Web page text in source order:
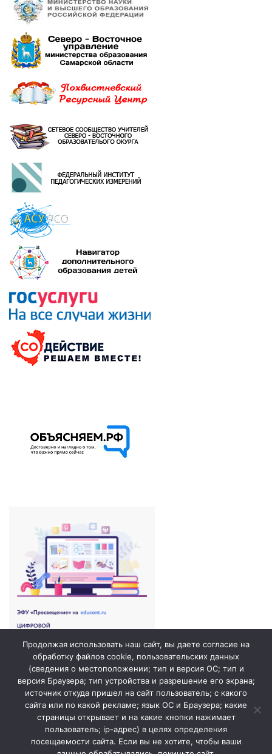
Продолжая использовать наш сайт, вы даете согласие на
обработку файлов cookie, пользовательских данных
(сведения о местоположении; тип и версия ОС; тип и
версия Браузера; тип устройства и разрешение его экрана;
источник откуда пришел на сайт пользователь; с какого
сайта или по какой рекламе; язык ОС и Браузера; какие
страницы открывает и на какие кнопки нажимает
пользователь; ip-адрес) в целях определения
посещаемости сайта. Если вы не хотите, чтобы ваши